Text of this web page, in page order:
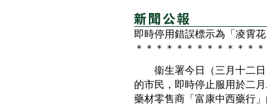
即時停用錯誤標示為「凌霄
＊＊＊＊＊＊＊＊＊＊＊＊
衞生署今日（三月十二日
的市民，即時停止服用於二
藥材零售商「富康中西藥行